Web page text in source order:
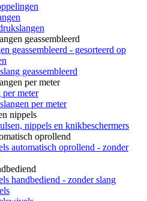
geassembleerd
geassembleerd - gesorteerd op
geassembleerd
per meter
per meter
per meter
nippels
nippels en knikbeschermers
oprollend
automatisch oprollend - zonder
handbediend - zonder slang